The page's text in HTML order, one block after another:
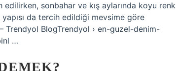
sonbahar ve kış aylarında koyu renk
da tercih edildiği mevsime göre
BlogTrendyol › en-guzel-denim-
…